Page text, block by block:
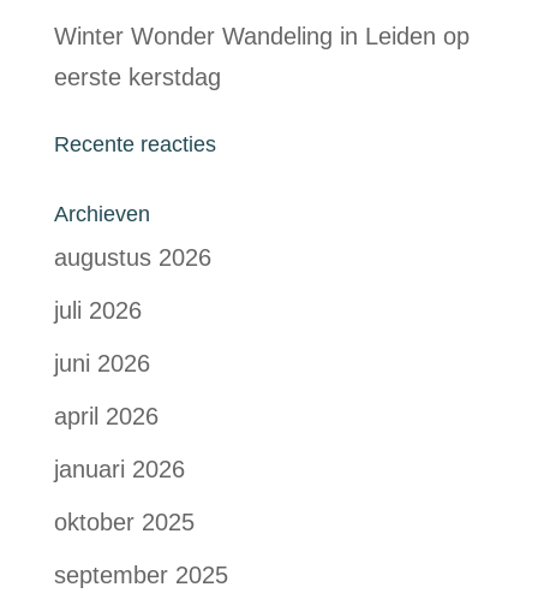
Winter Wonder Wandeling in Leiden op
eerste kerstdag
Recente reacties
Archieven
augustus 2026
juli 2026
juni 2026
april 2026
januari 2026
oktober 2025
september 2025